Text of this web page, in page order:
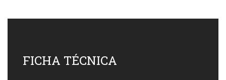
FICHA TÉCNICA